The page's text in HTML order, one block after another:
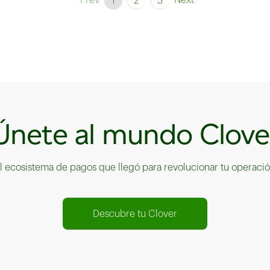
al mundo
ecosistema de pagos que llegó para revolucionar tu
Descubre tu Clover